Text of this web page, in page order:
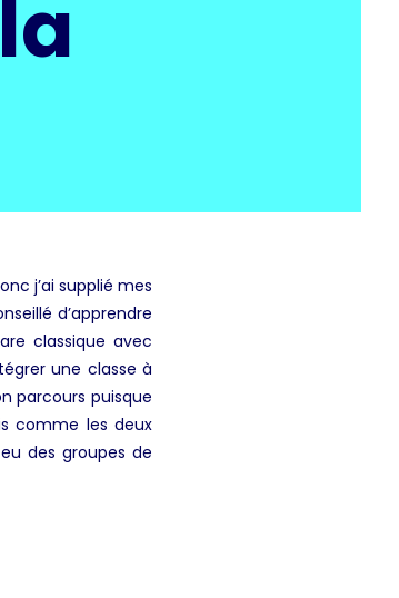
j’ai supplié mes
d’apprendre
classique avec
une classe à
parcours puisque
comme les deux
des groupes de